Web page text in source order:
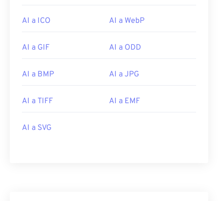
AI a ICO AI a WebP
AI a GIF AI a ODD
AI a BMP AI a JPG
AI a TIFF AI a EMF
AI a SVG